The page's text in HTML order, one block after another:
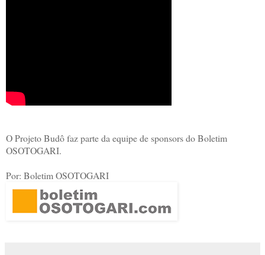
O Projeto Budô faz parte da equipe de sponsors do Boletim
OSOTOGARI.
Por: Boletim OSOTOGARI